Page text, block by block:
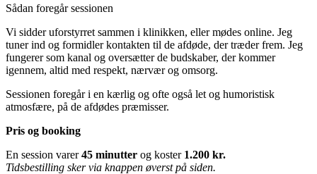
Sådan foregår sessionen
Vi sidder uforstyrret sammen i klinikken, eller mødes online. Jeg
tuner ind og formidler kontakten til de afdøde, der træder frem. Jeg
fungerer som kanal og oversætter de budskaber, der kommer
igennem, altid med respekt, nærvær og omsorg.
Sessionen foregår i en kærlig og ofte også let og humoristisk
atmosfære, på de afdødes præmisser.
Pris og booking
En session varer45 minutter og koster 1.200 kr.
Tidsbestilling sker via knappen øverst på siden.